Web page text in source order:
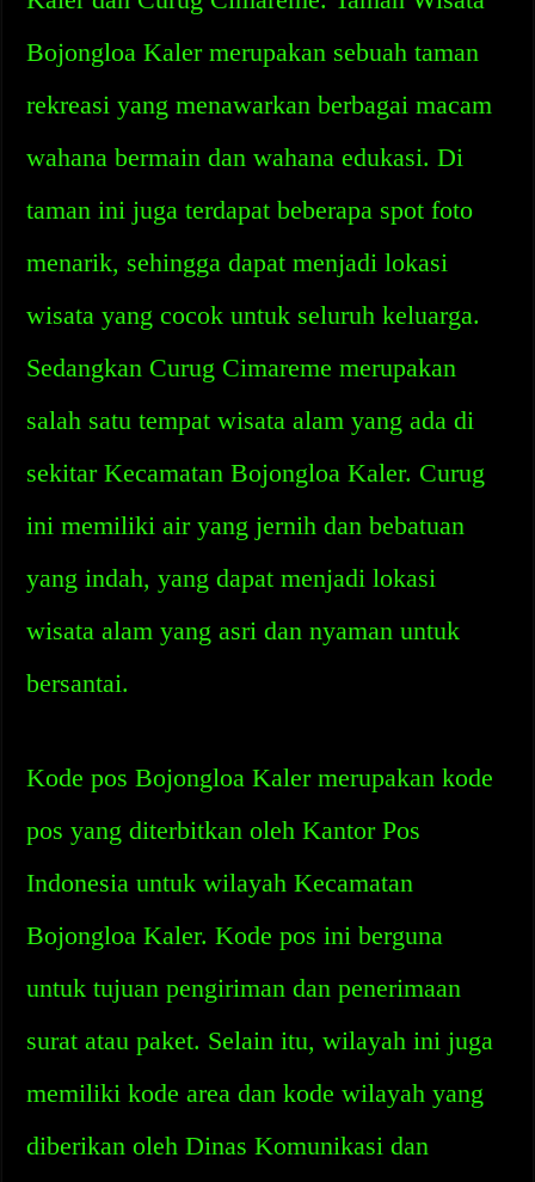
Bojongloa Kaler merupakan sebuah taman
rekreasi yang menawarkan berbagai macam
wahana bermain dan wahana edukasi. Di
taman ini juga terdapat beberapa spot foto
menarik, sehingga dapat menjadi lokasi
wisata yang cocok untuk seluruh keluarga.
Sedangkan Curug Cimareme merupakan
salah satu tempat wisata alam yang ada di
sekitar Kecamatan Bojongloa Kaler. Curug
ini memiliki air yang jernih dan bebatuan
yang indah, yang dapat menjadi lokasi
wisata alam yang asri dan nyaman untuk
bersantai.
Kode pos Bojongloa Kaler merupakan kode
pos yang diterbitkan oleh Kantor Pos
Indonesia untuk wilayah Kecamatan
Bojongloa Kaler. Kode pos ini berguna
untuk tujuan pengiriman dan penerimaan
surat atau paket. Selain itu, wilayah ini juga
memiliki kode area dan kode wilayah yang
diberikan oleh Dinas Komunikasi dan